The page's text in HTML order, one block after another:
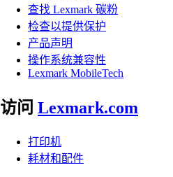
查找 Lexmark 碳粉
检查以提供保护
产品声明
操作系统兼容性
Lexmark MobileTech
访问 Lexmark.com
打印机
耗材和配件